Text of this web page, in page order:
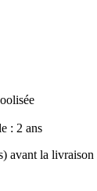
: 2 ans
avant la livraison